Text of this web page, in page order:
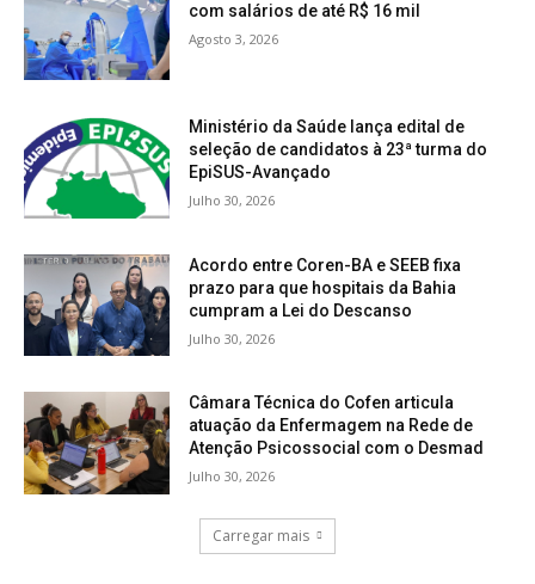
com salários de até R$ 16 mil
Agosto 3, 2026
Ministério da Saúde lança edital de
seleção de candidatos à 23ª turma do
EpiSUS-Avançado
Julho 30, 2026
Acordo entre Coren-BA e SEEB fixa
prazo para que hospitais da Bahia
cumpram a Lei do Descanso
Julho 30, 2026
Câmara Técnica do Cofen articula
atuação da Enfermagem na Rede de
Atenção Psicossocial com o Desmad
Julho 30, 2026
Carregar mais